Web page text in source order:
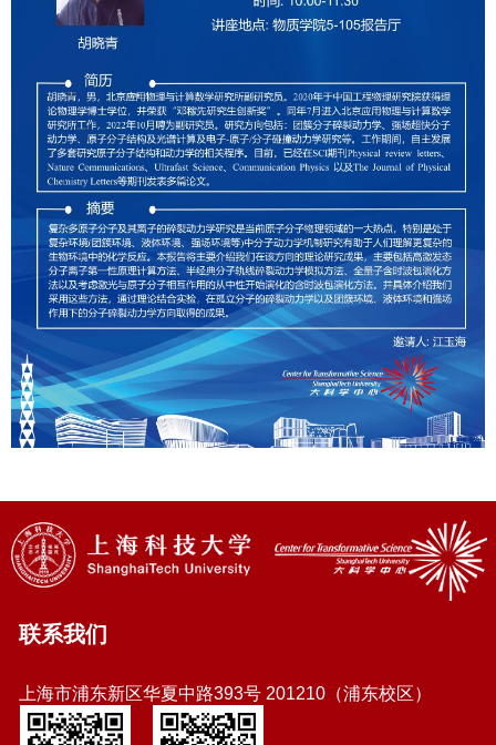
联系我们
上海市浦东新区华夏中路393号 201210（浦东校区）